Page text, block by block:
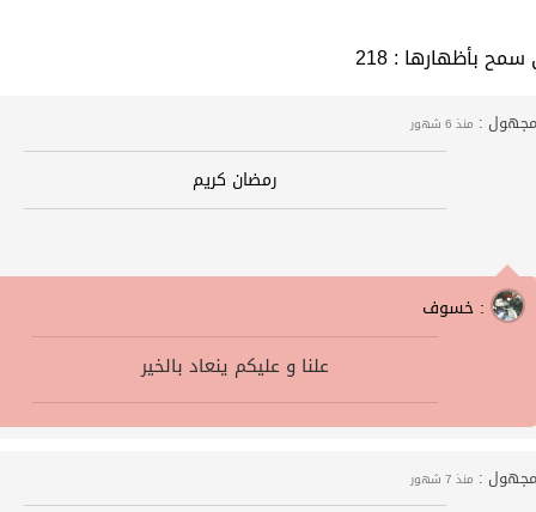
سمح بأظهارها
مجهول : منذ 6 شهور
رمضان كريم
خسوف :
علنا و عليكم ينعاد بالخير
مجهول : منذ 7 شهور